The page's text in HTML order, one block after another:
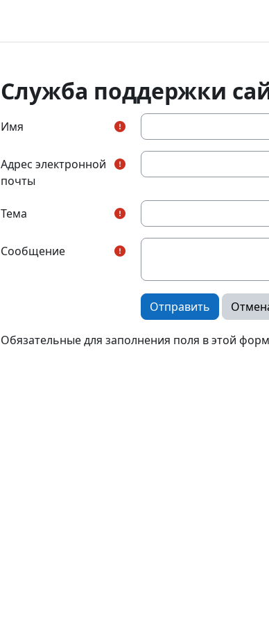
Служба поддержки
Имя
Адрес электронной
почты
Тема
Сообщение
Обязательные для заполнения поля в этой